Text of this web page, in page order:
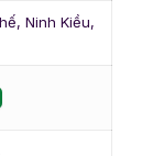
Ninh Kiều,